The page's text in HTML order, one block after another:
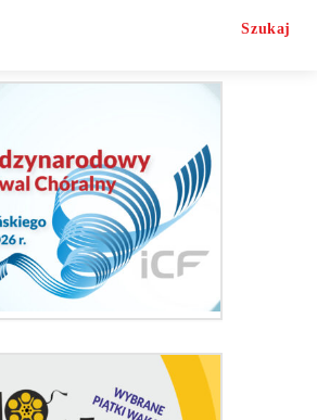
Szukaj